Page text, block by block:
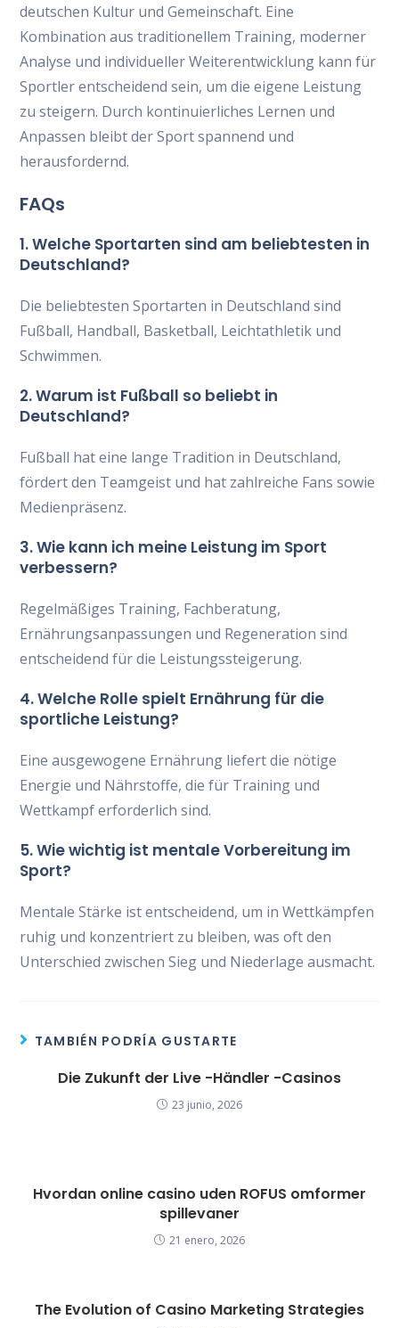
deutschen Kultur und Gemeinschaft. Eine
Kombination aus traditionellem Training, moderner
Analyse und individueller Weiterentwicklung kann für
Sportler entscheidend sein, um die eigene Leistung
zu steigern. Durch kontinuierliches Lernen und
Anpassen bleibt der Sport spannend und
herausfordernd.
FAQs
1. Welche Sportarten sind am beliebtesten in
Deutschland?
Die beliebtesten Sportarten in Deutschland sind
Fußball, Handball, Basketball, Leichtathletik und
Schwimmen.
2. Warum ist Fußball so beliebt in
Deutschland?
Fußball hat eine lange Tradition in Deutschland,
fördert den Teamgeist und hat zahlreiche Fans sowie
Medienpräsenz.
3. Wie kann ich meine Leistung im Sport
verbessern?
Regelmäßiges Training, Fachberatung,
Ernährungsanpassungen und Regeneration sind
entscheidend für die Leistungssteigerung.
4. Welche Rolle spielt Ernährung für die
sportliche Leistung?
Eine ausgewogene Ernährung liefert die nötige
Energie und Nährstoffe, die für Training und
Wettkampf erforderlich sind.
5. Wie wichtig ist mentale Vorbereitung im
Sport?
Mentale Stärke ist entscheidend, um in Wettkämpfen
ruhig und konzentriert zu bleiben, was oft den
Unterschied zwischen Sieg und Niederlage ausmacht.
TAMBIÉN PODRÍA GUSTARTE
Die Zukunft der Live -Händler -Casinos
23 junio, 2026
Hvordan online casino uden ROFUS omformer
spillevaner
21 enero, 2026
The Evolution of Casino Marketing Strategies